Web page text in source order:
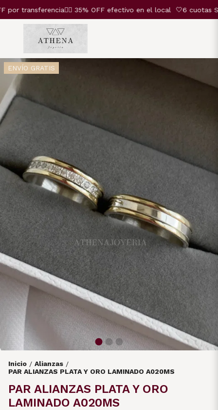
transferencia❤️‍🔥 35% OFF efectivo en el local 🤍6 cuotas
ENVÍO GRATIS
Inicio / Alianzas /
PAR ALIANZAS PLATA Y ORO LAMINADO A020MS
PAR ALIANZAS PLATA Y ORO
LAMINADO A020MS